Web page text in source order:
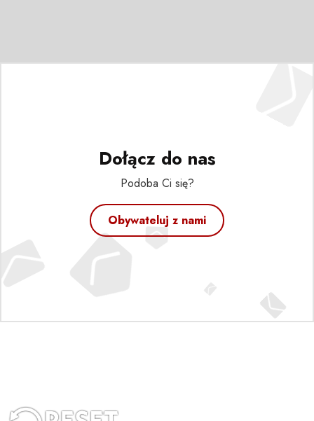
Dołącz do nas
Podoba Ci się?
Obywateluj z nami